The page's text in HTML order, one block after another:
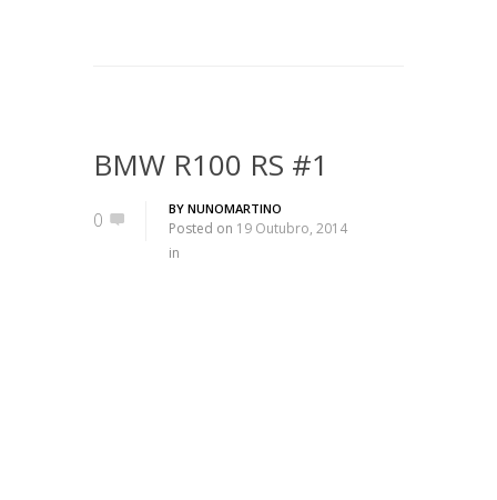
BMW R100 RS #1
0 BY NUNOMARTINO
Posted on 19 Outubro, 2014
in